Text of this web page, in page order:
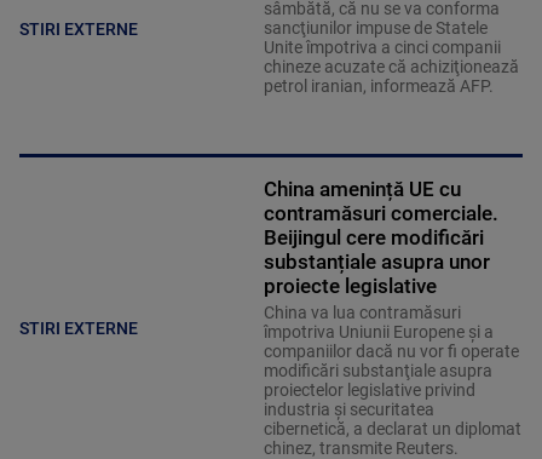
STIRI EXTERNE
sâmbătă, că nu se va conforma
sancţiunilor impuse de Statele
Unite împotriva a cinci companii
chineze acuzate că achiziţionează
petrol iranian, informează AFP.
STIRI EXTERNE
China amenință UE cu
contramăsuri comerciale.
Beijingul cere modificări
substanțiale asupra unor
proiecte legislative
China va lua contramăsuri
împotriva Uniunii Europene şi a
companiilor dacă nu vor fi operate
modificări substanţiale asupra
proiectelor legislative privind
industria şi securitatea
cibernetică, a declarat un diplomat
chinez, transmite Reuters.